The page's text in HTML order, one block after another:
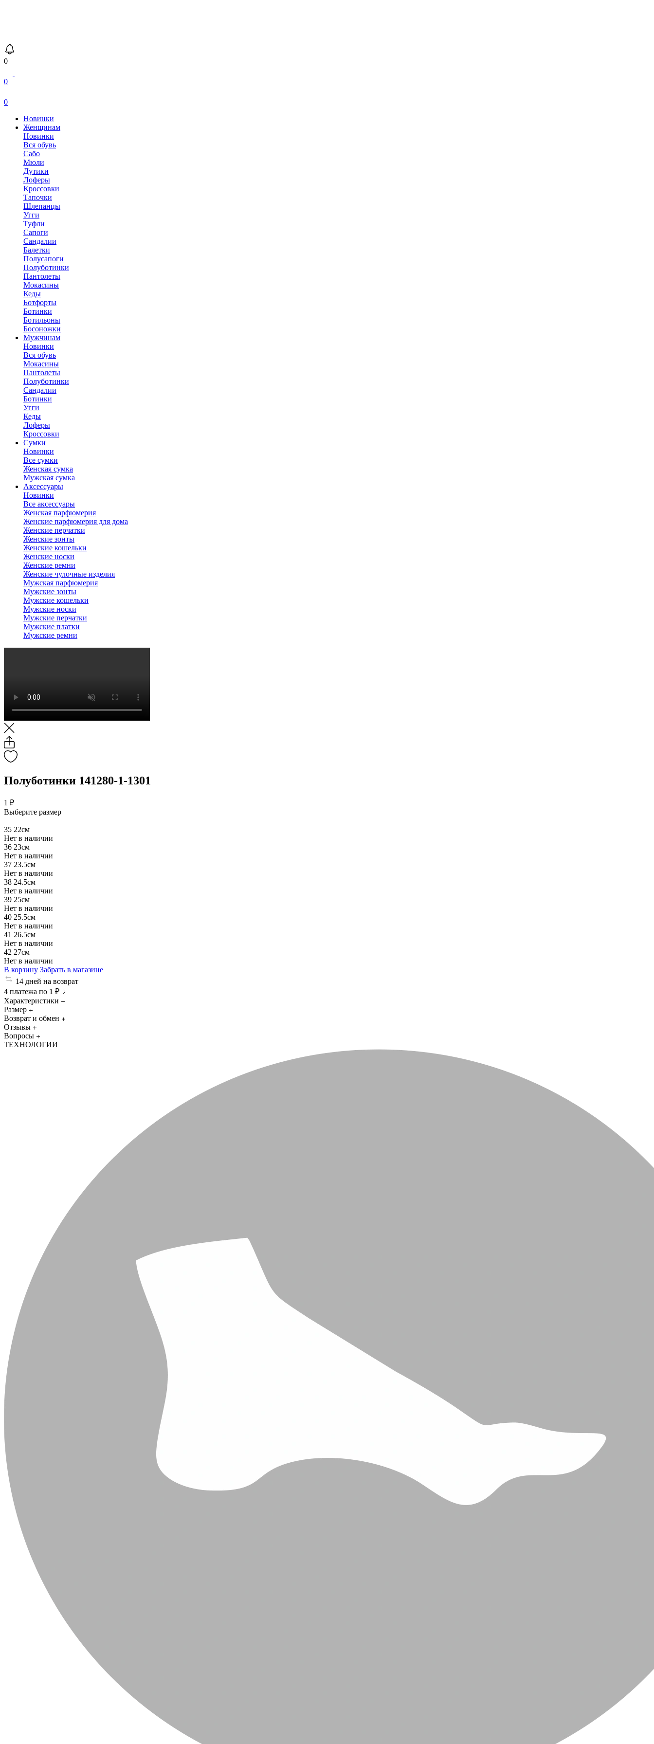
0
0
0
Новинки
Женщинам
Новинки
Вся обувь
Сабо
Мюли
Дутики
Лоферы
Кроссовки
Тапочки
Шлепанцы
Угги
Туфли
Сапоги
Сандалии
Балетки
Полусапоги
Полуботинки
Пантолеты
Мокасины
Кеды
Ботфорты
Ботинки
Ботильоны
Босоножки
Мужчинам
Новинки
Вся обувь
Мокасины
Пантолеты
Полуботинки
Сандалии
Ботинки
Угги
Кеды
Лоферы
Кроссовки
Сумки
Новинки
Все сумки
Женская сумка
Мужская сумка
Аксессуары
Новинки
Все аксессуары
Женская парфюмерия
Женские парфюмерия для дома
Женские перчатки
Женские зонты
Женские кошельки
Женские носки
Женские ремни
Женские чулочные изделия
Мужская парфюмерия
Мужские зонты
Мужские кошельки
Мужские носки
Мужские перчатки
Мужские платки
Мужские ремни
Полуботинки 141280-1-1301
1 ₽
Выберите размер
35 22см
Нет в наличии
36 23см
Нет в наличии
37 23.5см
Нет в наличии
38 24.5см
Нет в наличии
39 25см
Нет в наличии
40 25.5см
Нет в наличии
41 26.5см
Нет в наличии
42 27см
Нет в наличии
В корзину Забрать в магазине
14 дней на возврат
4 платежа по 1 ₽
Характеристики
Размер
Возврат и обмен
Отзывы
Вопросы
ТЕХНОЛОГИИ